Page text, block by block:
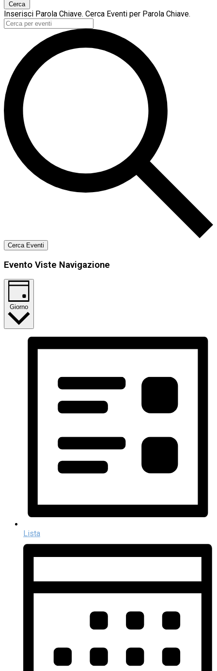
Cerca
Inserisci Parola Chiave. Cerca Eventi per Parola Chiave.
Cerca Eventi
Evento Viste Navigazione
Giorno
Lista